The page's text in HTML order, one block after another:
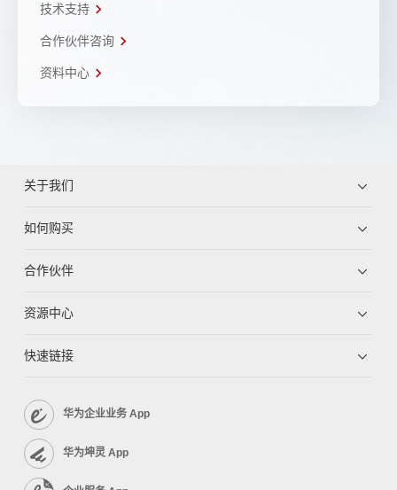
技术支持
合作伙伴咨询
资料中心
关于我们
如何购买
合作伙伴
资源中心
快速链接
华为企业业务 App
华为坤灵 App